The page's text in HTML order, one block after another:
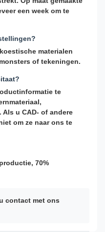
een week om te
materialen
of tekeningen.
te
u CAD- of andere
om ze naar ons te
70%
contact met ons